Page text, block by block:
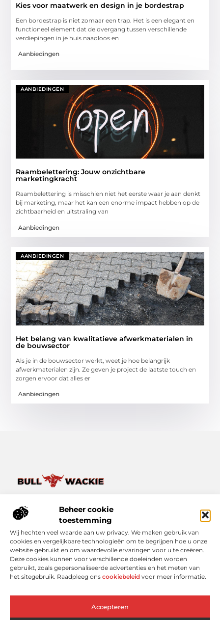
Beheer cookie
toestemming
Wij hechten veel waarde aan uw privacy. We maken gebruik van
cookies en vergelijkbare technologieën om te begrijpen hoe u onze
website gebruikt en om waardevolle ervaringen voor u te creëren.
Deze cookies kunnen voor verschillende doeleinden worden
gebruikt, zoals gepersonaliseerde advertenties en het meten van
het sitegebruik. Raadpleeg ons cookiebeleid voor meer informatie.
Accepteren
Kies voor maatwerk en design in je bordestrap
Een bordestrap is niet zomaar een trap. Het is een elegant en
functioneel element dat de overgang tussen verschillende
verdiepingen in je huis naadloos en
Aanbiedingen
AANBIEDINGEN
Raambelettering: Jouw onzichtbare
marketingkracht
Raambelettering is misschien niet het eerste waar je aan denkt
bij marketing, maar het kan een enorme impact hebben op de
zichtbaarheid en uitstraling van
Aanbiedingen
AANBIEDINGEN
Het belang van kwalitatieve afwerkmaterialen in
de bouwsector
Als je in de bouwsector werkt, weet je hoe belangrijk
afwerkmaterialen zijn. Ze geven je project de laatste touch en
zorgen ervoor dat alles er
Aanbiedingen
het op Bullwackie.nl.
Verken een breed scala aan blogs en artikelen die je inspireren,
informeren en verrijken, van kleine momenten tot grote
inzichten.
Bericht categorie
Onze informatie